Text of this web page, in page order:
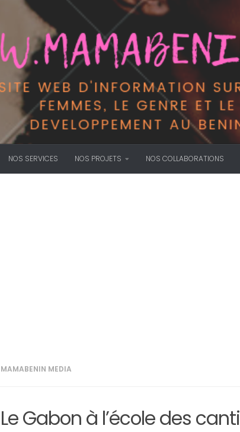
NOS SERVICES NOS PROJETS NOS COLLABORATIONS
MAMABENIN MEDIA
Le Gabon à l’école des